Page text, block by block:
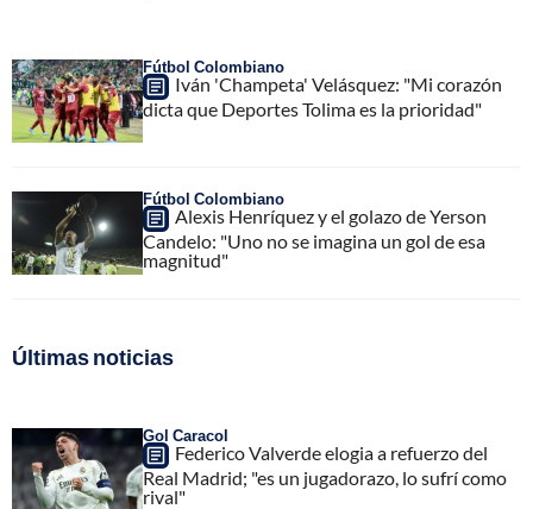
Fútbol Colombiano
Iván 'Champeta' Velásquez: "Mi corazón
dicta que Deportes Tolima es la prioridad"
Fútbol Colombiano
Alexis Henríquez y el golazo de Yerson
Candelo: "Uno no se imagina un gol de esa
magnitud"
Últimas noticias
Gol Caracol
Federico Valverde elogia a refuerzo del
Real Madrid; "es un jugadorazo, lo sufrí como
rival"